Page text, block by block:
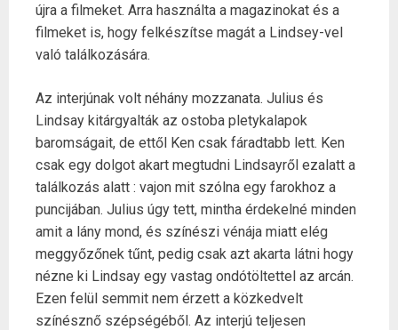
újra a filmeket. Arra használta a magazinokat és a
filmeket is, hogy felkészítse magát a Lindsey-vel
való találkozására.
Az interjúnak volt néhány mozzanata. Julius és
Lindsay kitárgyalták az ostoba pletykalapok
baromságait, de ettől Ken csak fáradtabb lett. Ken
csak egy dolgot akart megtudni Lindsayről ezalatt a
találkozás alatt : vajon mit szólna egy farokhoz a
puncijában. Julius úgy tett, mintha érdekelné minden
amit a lány mond, és színészi vénája miatt elég
meggyőzőnek tűnt, pedig csak azt akarta látni hogy
nézne ki Lindsay egy vastag ondótöltettel az arcán.
Ezen felül semmit nem érzett a közkedvelt
színésznő szépségéből. Az interjú teljesen